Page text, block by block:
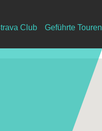
Club Geführte Touren